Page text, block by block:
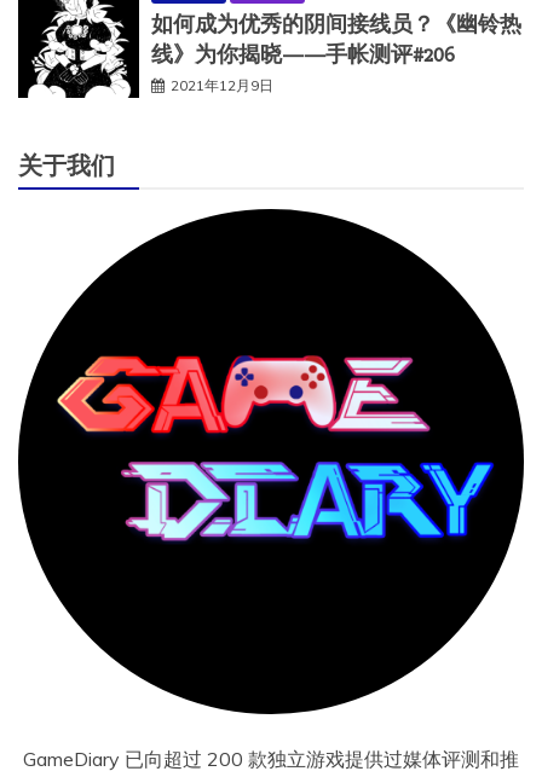
如何成为优秀的阴间接线员？《幽铃热
线》为你揭晓——手帐测评#206
2021年12月9日
关于我们
GameDiary 已向超过 200 款独立游戏提供过媒体评测和推